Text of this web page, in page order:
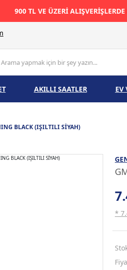
900 TL VE ÜZERİ
AKILLI SAATLER EV
BLACK (IŞILTILI SİYAH)
*